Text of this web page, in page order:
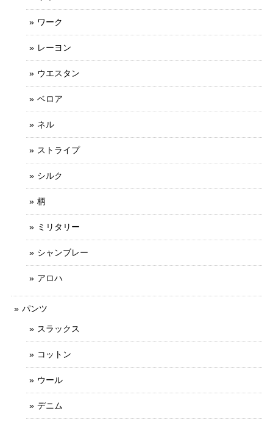
ワーク
レーヨン
ウエスタン
ベロア
ネル
ストライプ
シルク
柄
ミリタリー
シャンブレー
アロハ
パンツ
スラックス
コットン
ウール
デニム